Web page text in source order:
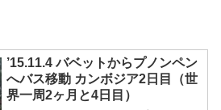
’15.11.4 バベットからプノンペン
へバス移動 カンボジア2日目（世
界一周2ヶ月と4日目）